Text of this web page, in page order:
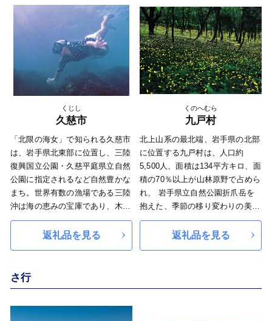
町、発展する金ケ崎町を目指して
います。
2019年に開催された、「ラグビー
ワールドカップ2019?」日本大会
の開催地の一つとして釜石市が選
定され、2019年の9月に試合が行
われました。この「ラグビーワー
ルドカップ2019?」の開催を機に
復興を加速させ、釜石市のさらな
是非足をお運び頂き、釜石市の豊
かな自然と、震災から立ち上がっ
た釜石の街並みをご覧ください。
【個人情報の取り扱いについて】
1. 申込に係る個人情報は、返礼品
発送や自治体情報のご案内にのみ
使われ、岩手県釜石市個人情報の
保護に関する条例に従って厳正に
管理されます。
2. 返礼品の発注や問い合わせ対応
また、自然と調和した再生可能
エネルギー供給を安定化させるこ
とが求められる昨今、太陽光発電
や養鶏業からの排出物をエネルギ
ーとしたバイオマス発電など地域
の特性を生かした再生可能エネル
ギーの推進を図っています。 ?
「子育て支援日本一のまち」を
目指し、高校生までの医療費無償
境の充実など、子育て支援にも力
を入れるとともに、住民、地域、
民間、行政等の協働による住みよ
いまちづくりも進めています。
広がる山々と大地、雪谷川など
の豊富な水資源を利用し木炭や雑
穀、新鮮な野菜など多くの食材
と、これらを原料とした特産品や
お菓子など魅力的な商品をお礼の
軽米町への応援よろしくお願い
額は県内第2位（平成26年工業統
計調査速報）で、東北有数の工業
都市でもあります。東洋経済新報
社による住みよさランキングで
は、岩手県内8年連続1位を獲得し
ており、農業と工業のバランスが
とれた、活気あふれる都市として
注目を集めています。 岩手県南
地域、北上川と和賀川が合流する
部藩の藩境に位置する奥州街道の
要所、そして北上川船運における
河川港として繁栄してきた宿場町
です。現在は、その交通の便を活
かした工業と豊かな自然が共存す
る町として発展を続けています。
みちのく三大桜名所～北上展勝地
～ 「さくらの名所百選」「みち
のく三大桜名所」に数えられてい
くじし
久慈市
「北限の海女」で知られる久慈市
は、岩手県北東部に位置し、三陸
復興国立公園・久慈平庭県立自然
公園に指定されるなど自然豊かな
まち。世界有数の漁場である三陸
沖は海の恵みの宝庫であり、木炭
やシイタケ、短角牛など広大な山
林を利用した山の恵みも豊富で
す。 古くから「琥珀」としても
珀」は日本の地質百選に選定され
ています。近年はティラノサウル
生物学的な見地からも注目を集め
返礼品を見る
くのへむら
九戸村
北上山系の最北端、岩手県の北部
に位置する九戸村は、人口約
5,500人、面積は134平方キロ、面
積の70％以上が山林原野で占めら
れ、 岩手県立自然公園折爪岳を
抱えた、季節の移り変わりの美し
い自然豊かなふるさとです。 か
つて戦国時代最後の戦いとして豊
臣秀吉と戦った戦国の英傑、九戸
す。 ナイター設備のある村営く
返礼品を見る
さ行